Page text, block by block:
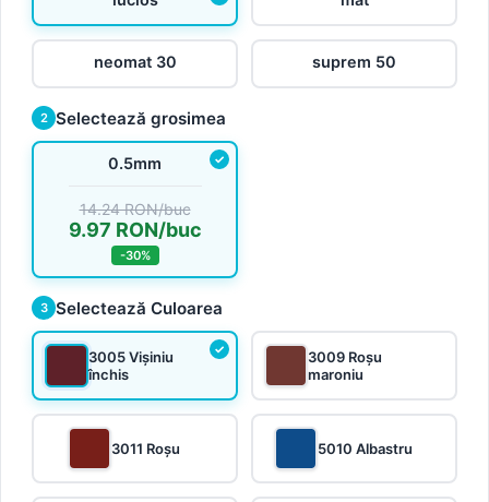
neomat 30 suprem 50
2 Selectează grosimea
0.5mm
14.24 RON/buc
9.97 RON/buc
-30%
3 Selectează Culoarea
3005 Vișiniu
închis
3009 Roșu
maroniu
3011 Roșu 5010 Albastru